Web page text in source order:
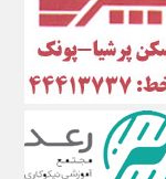
ایراف
ایران آرت
ایران آنلاین
ایران زندگی
ایران فوری
ایرانی روز
ایرانیتال